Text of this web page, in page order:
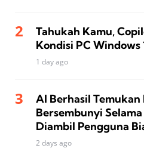
Tahukah Kamu,
Kondisi PC Windows
1 day ago
AI Berhasil
Bersembunyi Selama
Diambil Pengguna
2 days ago